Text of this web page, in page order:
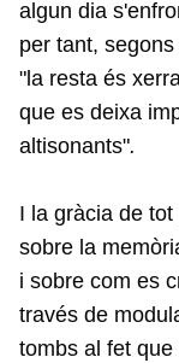
algun dia
per tant,
"la resta és
que es deixa
altisonants".
I la gràcia de
sobre la
i sobre com es
través de
tombs al fet